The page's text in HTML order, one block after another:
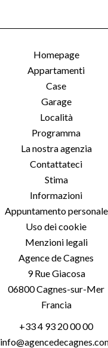
Homepage
Appartamenti
Case
Garage
Località
Programma
La nostra agenzia
Contattateci
Stima
Informazioni
Appuntamento personale
Uso dei cookie
Menzioni legali
Agence de Cagnes
9 Rue Giacosa
06800Cagnes-sur-Mer
Francia
+33 4 93 20 00 00